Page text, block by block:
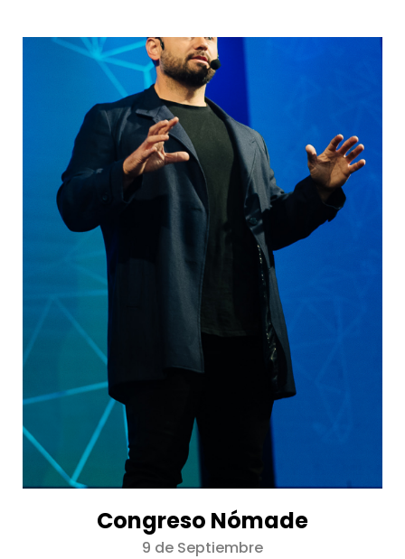
Congreso Nómade
9 de Septiembre